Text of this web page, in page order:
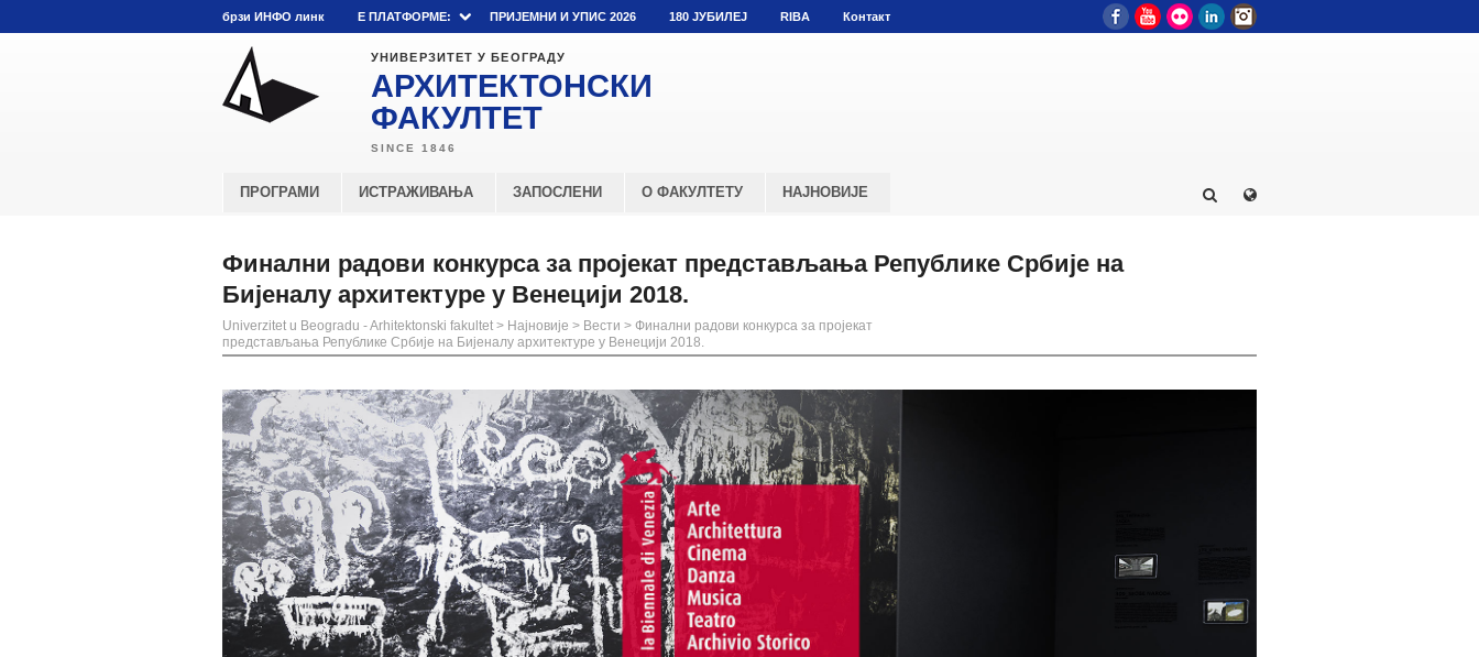
брзи ИНФО линк E ПЛАТФОРМЕ: ПРИЈЕМНИ И УПИС 2026 180 ЈУБИЛЕЈ RIBA Контакт FacebookYouTube
Flickr LinkedIn
УНИВЕРЗИТЕТ У БЕОГРАДУ
АРХИТЕКТОНСКИ
ФАКУЛТЕТ
ПРОГРАМИ ИСТРАЖИВАЊА ЗАПОСЛЕНИ О ФАКУЛТЕТУ НАЈНОВИЈЕ
Финални радови конкурса за пројекат представљања Републике Србије на
Бијеналу архитектуре у Венецији 2018.
Univerzitet u Beogradu - Arhitektonski fakultet > Најновије > Вести > Финални радови конкурса за пројекат
представљања Републике Србије на Бијеналу архитектуре у Венецији 2018.